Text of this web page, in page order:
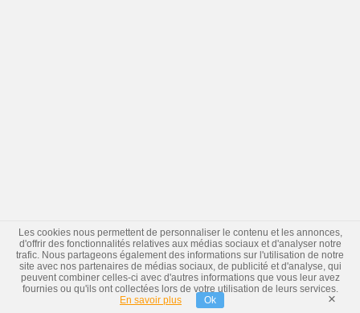
Les cookies nous permettent de personnaliser le contenu et les annonces,
d'offrir des fonctionnalités relatives aux médias sociaux et d'analyser notre
trafic. Nous partageons également des informations sur l'utilisation de notre
site avec nos partenaires de médias sociaux, de publicité et d'analyse, qui
peuvent combiner celles-ci avec d'autres informations que vous leur avez
fournies ou qu'ils ont collectées lors de votre utilisation de leurs services.
En savoir plus
Ok ×